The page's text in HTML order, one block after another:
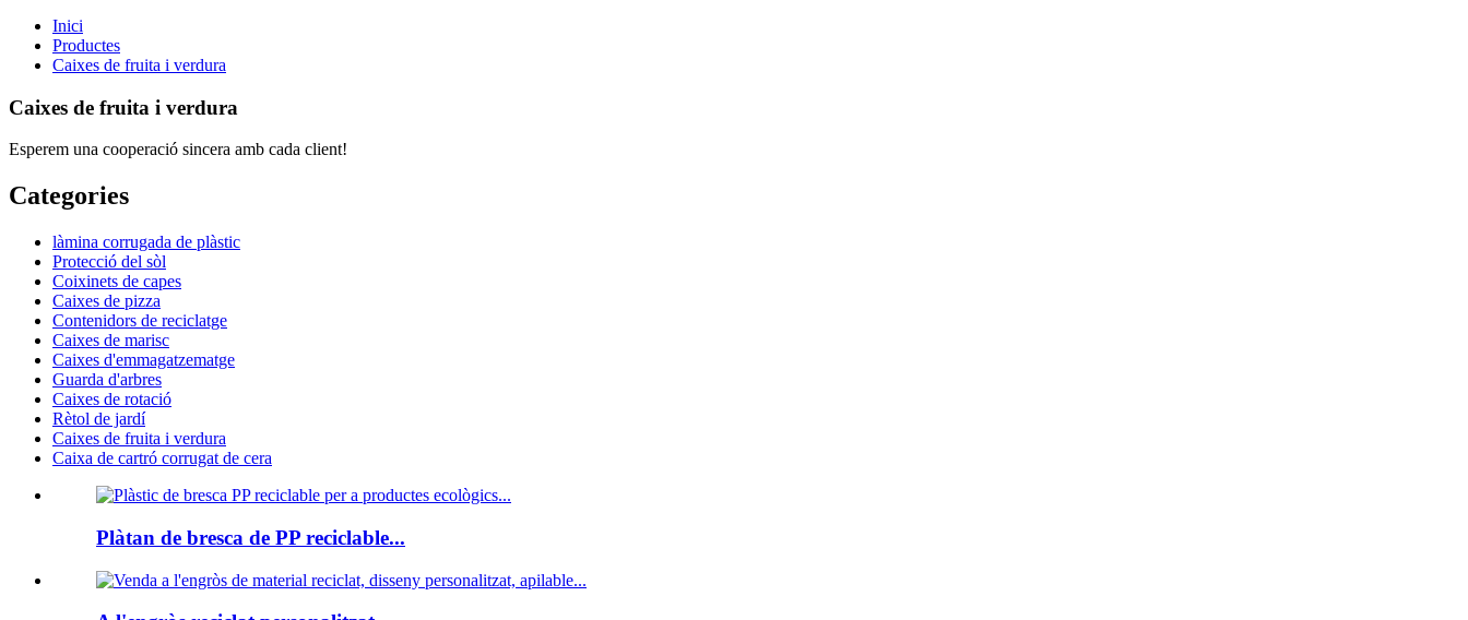
Inici
Productes
Caixes de fruita i verdura
Caixes de fruita i verdura
Esperem una cooperació sincera amb cada client!
Categories
làmina corrugada de plàstic
Protecció del sòl
Coixinets de capes
Caixes de pizza
Contenidors de reciclatge
Caixes de marisc
Caixes d'emmagatzematge
Guarda d'arbres
Caixes de rotació
Rètol de jardí
Caixes de fruita i verdura
Caixa de cartró corrugat de cera
Plàtan de bresca de PP reciclable...